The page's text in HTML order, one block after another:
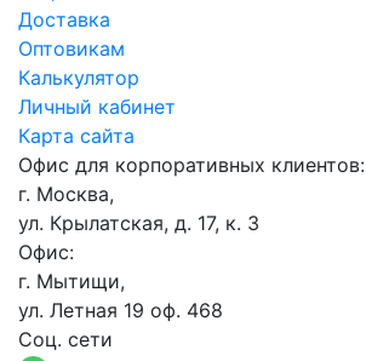
Доставка
Оптовикам
Калькулятор
Личный кабинет
Карта сайта
Офис для корпоративных клиентов:
г. Москва,
ул. Крылатская, д. 17, к. 3
Офис:
г. Мытищи,
ул. Летная 19 оф. 468
Соц. сети